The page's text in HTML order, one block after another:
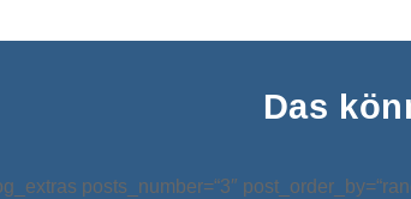
Das
posts_number=“3″